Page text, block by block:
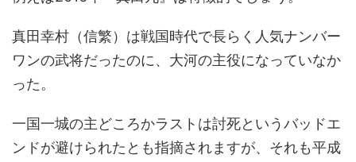
真田幸村（信繁）は戦国時代で長らく人気ナンバー
ワンの武将だったのに、大河の主役になっていなか
った。
一国一城の主どころかラストは討死というバッドエ
ンドが避けられたとも指摘されますが、それも平成